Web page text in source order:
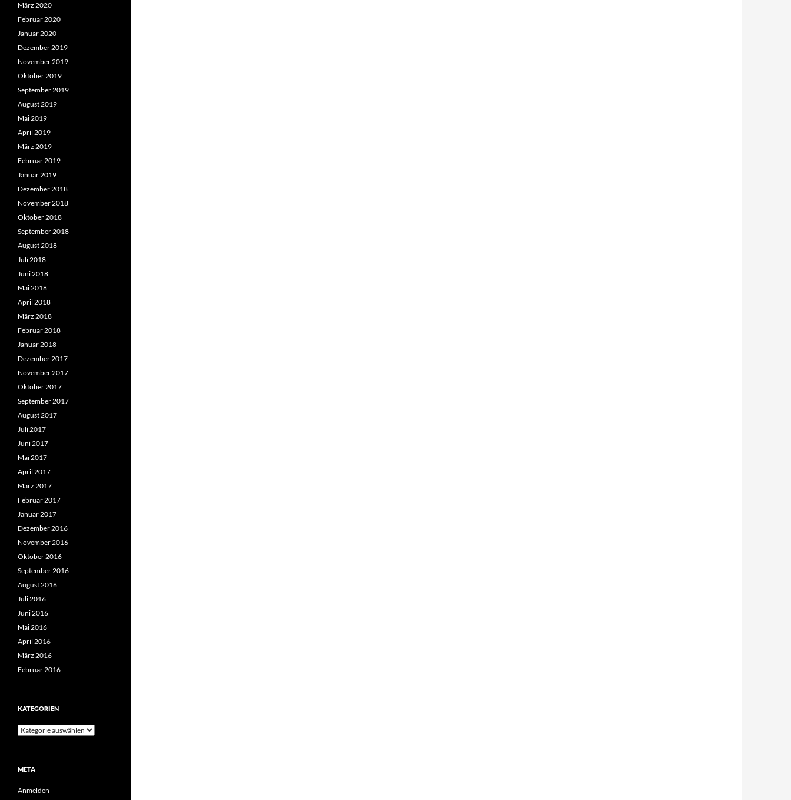
März 2020
Februar 2020
Januar 2020
Dezember 2019
November 2019
Oktober 2019
September 2019
August 2019
Mai 2019
April 2019
März 2019
Februar 2019
Januar 2019
Dezember 2018
November 2018
Oktober 2018
September 2018
August 2018
Juli 2018
Juni 2018
Mai 2018
April 2018
März 2018
Februar 2018
Januar 2018
Dezember 2017
November 2017
Oktober 2017
September 2017
August 2017
Juli 2017
Juni 2017
Mai 2017
April 2017
März 2017
Februar 2017
Januar 2017
Dezember 2016
November 2016
Oktober 2016
September 2016
August 2016
Juli 2016
Juni 2016
Mai 2016
April 2016
März 2016
Februar 2016
KATEGORIEN
Kategorien
META
Anmelden